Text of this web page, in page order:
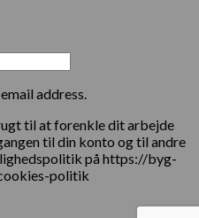
address.
til at forenkle dit arbejde
til din konto og til andre
på https://byg-
politik